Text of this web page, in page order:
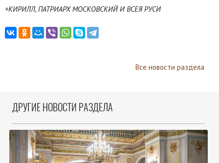
+КИРИЛЛ, ПАТРИАРХ МОСКОВСКИЙ И ВСЕЯ РУСИ
Все новости раздела
ДРУГИЕ НОВОСТИ РАЗДЕЛА